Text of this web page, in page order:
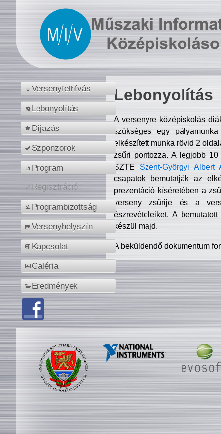
Versenyfelhívás
Lebonyolítás
Díjazás
Szponzorok
Program
Regisztráció
Programbizottság
Versenyhelyszín
Kapcsolat
Galéria
Eredmények
Lebonyolítás
A versenyre középiskolás
szükséges egy
elkészített munka rövid 2
zsűri pontozza. A legjobb
SZTE Szent-Györgyi Albert
csapatok bemutatják az
prezentáció kíséretében a
verseny zsűrije és a
észrevételeiket. A
készül majd.
A beküldendő dokumentum